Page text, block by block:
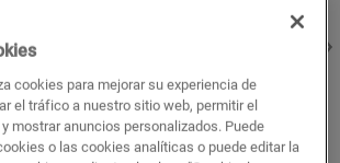
cookies para mejorar su experiencia de
el tráfico a nuestro sitio web, permitir el
mostrar anuncios personalizados. Puede
o las cookies analíticas o puede editar la